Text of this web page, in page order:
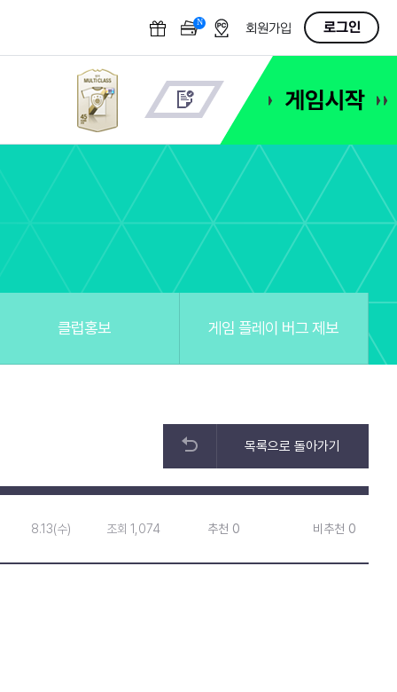
N OFF회원가입 로그인
클럽홍보 게임 플레이 버그 제보
목록으로 돌아가기
8.13(수) 조회 1,074 추천 0 비추천 0